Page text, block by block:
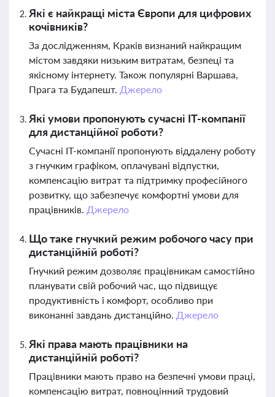
Які є найкращі міста Європи для цифрових
кочівників?
За дослідженням, Краків визнаний найкращим
містом завдяки низьким витратам, безпеці та
якісному інтернету. Також популярні Варшава,
Прага та Будапешт. Джерело
Які умови пропонують сучасні IT-компанії
для дистанційної роботи?
Сучасні IT-компанії пропонують віддалену роботу
з гнучким графіком, оплачувані відпустки,
компенсацію витрат та підтримку професійного
розвитку, що забезпечує комфортні умови для
працівників. Джерело
Що таке гнучкий режим робочого часу при
дистанційній роботі?
Гнучкий режим дозволяє працівникам самостійно
планувати свій робочий час, що підвищує
продуктивність і комфорт, особливо при
виконанні завдань дистанційно. Джерело
Які права мають працівники на
дистанційній роботі?
Працівники мають право на безпечні умови праці,
компенсацію витрат, повноцінний трудовий